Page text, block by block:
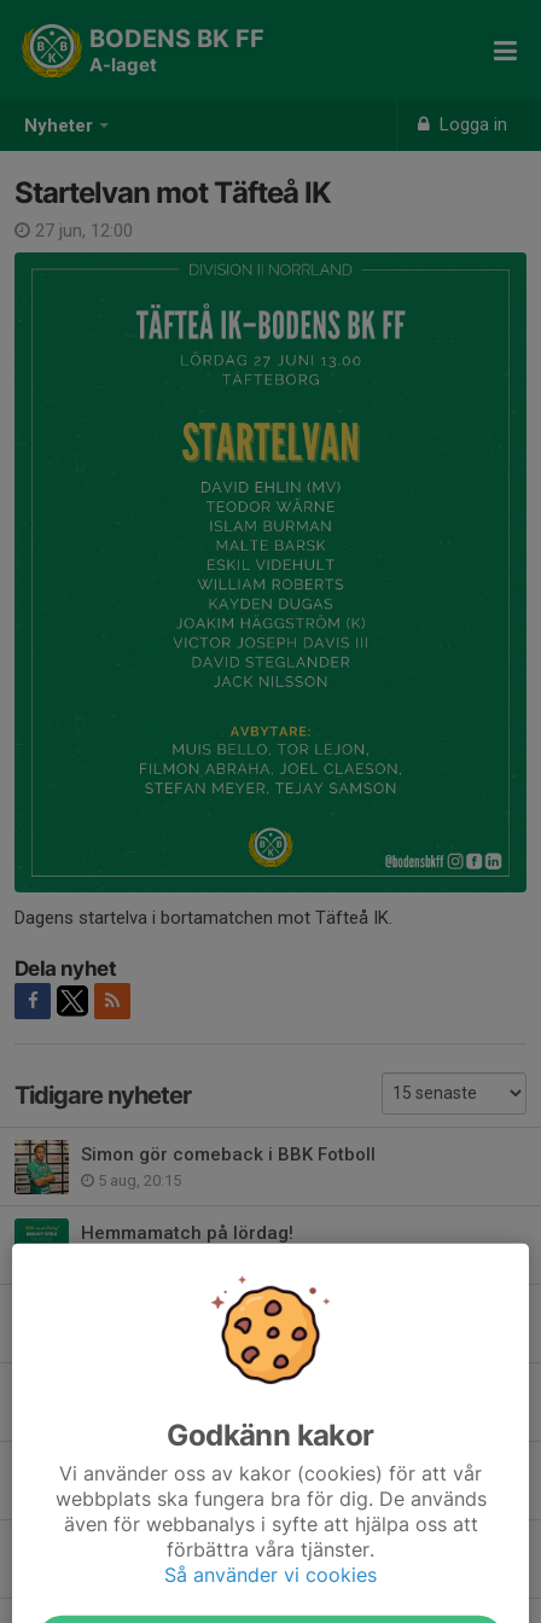
Nyheter Logga in
BODENS BK FF
A-laget
Startelvan mot Täfteå IK
27 jun, 12:00
Dagens startelva i bortamatchen mot Täfteå IK.
Dela nyhet
Tidigare nyheter
Simon gör comeback i BBK Fotboll
5 aug, 20:15
Hemmamatch på lördag!
Startelvan mot Lucksta
Matchguide: Lucksta IF—BBK FF
1 aug, 09:00
"Jo, visst är jag en fotbollsnörd"
31 jul, 12:00
Godkänn kakor
Vi använder oss av kakor (cookies) för att vår
webbplats ska fungera bra för dig. De används
även för webbanalys i syfte att hjälpa oss att
förbättra våra tjänster.
Så använder vi cookies